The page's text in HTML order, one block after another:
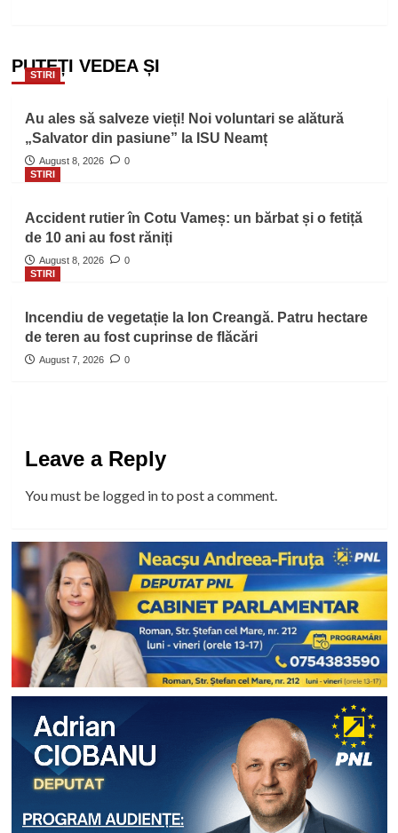
PUTEȚI VEDEA ȘI
STIRI
Au ales să salveze vieți! Noi voluntari se alătură
„Salvator din pasiune” la ISU Neamț
August 8, 2026
0
STIRI
Accident rutier în Cotu Vameș: un bărbat și o fetiță
de 10 ani au fost răniți
August 8, 2026
0
STIRI
Incendiu de vegetație la Ion Creangă. Patru hectare
de teren au fost cuprinse de flăcări
August 7, 2026 0
Leave a Reply
You must be logged into post a comment.